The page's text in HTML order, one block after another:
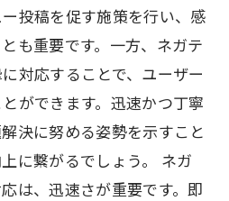
投稿を促す施策を行い、感
も重要です。一方、ネガテ
対応することで、ユーザー
ができます。迅速かつ丁寧
決に努める姿勢を示すこと
に繋がるでしょう。 ネガ
は、迅速さが重要です。即